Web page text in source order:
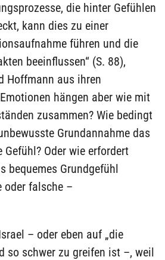
die hinter Gefühlen
kann dies zu einer
führen und die
beeinflussen“ (S. 88),
Hoffmann aus ihren
hängen aber wie mit
zusammen? Wie bedingt
Grundannahme das
Gefühl? Oder wie erfordert
bequemes Grundgefühl
oder falsche –
– oder eben auf „die
so schwer zu greifen ist –, weil